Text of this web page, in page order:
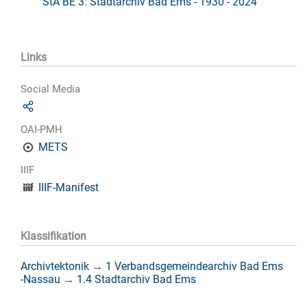
Links
Social Media
OAI-PMH
METS
IIIF
IIIF-Manifest
Klassifikation
Archivtektonik → 1 Verbandsgemeindearchiv Bad Ems
-Nassau → 1.4 Stadtarchiv Bad Ems